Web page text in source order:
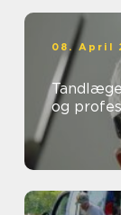
08. April
Tandlæge vanløse
og